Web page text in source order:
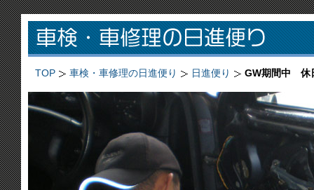
TOP 車検・車修理の日進便り 日進便り GW期間中 休